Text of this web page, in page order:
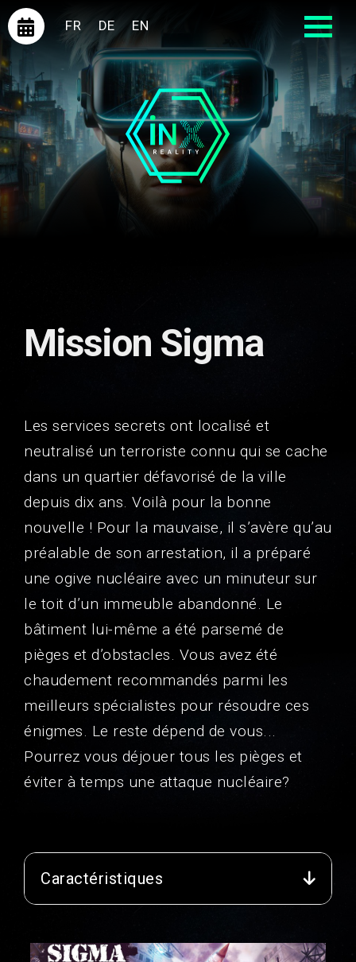
FR DE EN
Mission Sigma
Les services secrets ont localisé et
neutralisé un terroriste connu qui se cache
dans un quartier défavorisé de la ville
depuis dix ans. Voilà pour la bonne
nouvelle ! Pour la mauvaise, il s’avère qu’au
préalable de son arrestation, il a préparé
une ogive nucléaire avec un minuteur sur
le toit d’un immeuble abandonné. Le
bâtiment lui-même a été parsemé de
pièges et d’obstacles. Vous avez été
chaudement recommandés parmi les
meilleurs spécialistes pour résoudre ces
énigmes. Le reste dépend de vous...
Pourrez vous déjouer tous les pièges et
éviter à temps une attaque nucléaire?
Caractéristiques